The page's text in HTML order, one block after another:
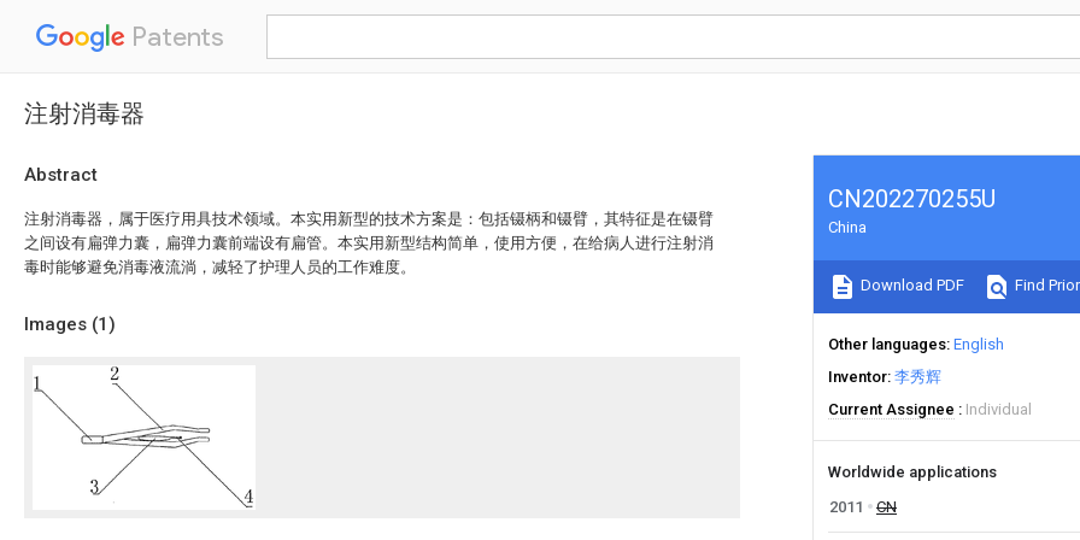
Patents
注射消毒器
Abstract
注射消毒器，属于医疗用具技术领域。本实用新型的技术方案是：包括镊柄和镊臂，其特征是在镊臂
之间设有扁弹力囊，扁弹力囊前端设有扁管。本实用新型结构简单，使用方便，在给病人进行注射消
毒时能够避免消毒液流淌，减轻了护理人员的工作难度。
Images (1)
CN202270255U
China
Download PDF Find
Other languages English
Inventor 李秀辉
Current Assignee
Individual
Worldwide applications
2011
CN